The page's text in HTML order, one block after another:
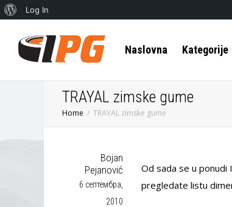
Log In
Naslovna Kategorije
TRAYAL zimske gume
Home TRAYAL zimske gume
Bojan
Pejanović
6 септембра,
2010
Od sada se u ponudi
pregledate listu